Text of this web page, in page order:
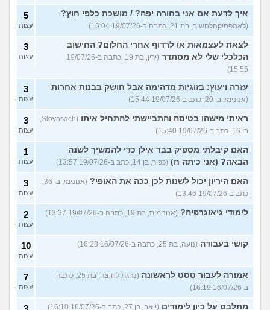
איך לדעת אם אני בחורה יפה? / מושכת כלפי חוץ?
(לאמפסיקהלחשוב, בת 21, כתבה ב-19/07/26 16:04)
5
עצות
לצאת לעצמאות או לרדוף אחרי החלום? החישוב
הכלכלי שלי לא מסתדר
(ירין, בת 19, כתבה ב-19/07/26
15:55)
3
עצות
עזרה ויעוץ: בזוגיות מדהימה אבל חושק בבנות אחרות
(אנונימי, בן 20, כתב ב-19/07/26 15:44)
3
עצות
ראיתי מישהו בטיסה והתביישתי להתחיל איתו
(Stoyosach,
בן 16, כתב ב-19/07/26 15:40)
3
עצות
האם קיבלתי מספיק בבר אילן כדי להמשיך לשנה
הבאה? (אני כיתה ח) (כפיר, בן 14, כתב ב-19/07/26 13:57)
1
עצות
האם היריון יכול לשנות לכן ככה את האופי?
(אנונימי, בן 36,
כתב ב-19/07/26 13:46)
3
עצות
לימודי גיאוגרפיה? (אנונימית, בת 19, כתבה ב-19/07/26 13:37) 2
עצות
קושי בעבודה (נועה, בת 25, כתבה ב-16/07/26 16:28) 10
עצות
אמורה לעבור טסט לראשונה
(נהגת לחוצה, בת 25, כתבה
ב-16/07/26 16:19)
7
עצות
מתלבט על כיון לימודים (יואב, בן 27, כתב ב-16/07/26 16:10)